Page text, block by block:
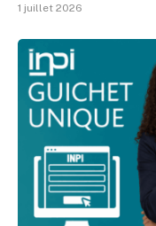
1 juillet 2026